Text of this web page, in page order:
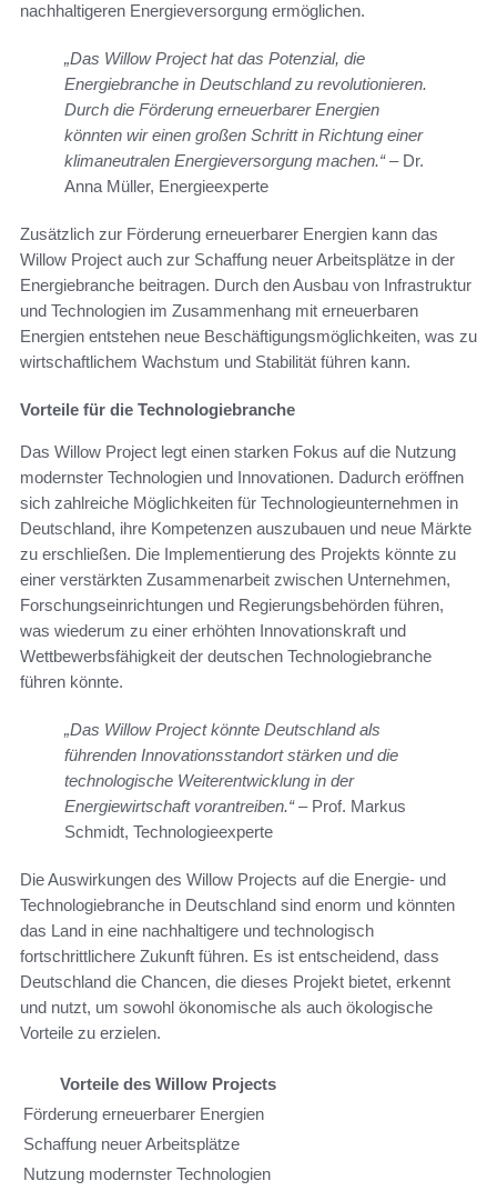
nachhaltigeren Energieversorgung ermöglichen.
„Das Willow Project hat das Potenzial, die
Energiebranche in Deutschland zu revolutionieren.
Durch die Förderung erneuerbarer Energien
könnten wir einen großen Schritt in Richtung einer
klimaneutralen Energieversorgung machen.“– Dr.
Anna Müller, Energieexperte
Zusätzlich zur Förderung erneuerbarer Energien kann das
Willow Project auch zur Schaffung neuer Arbeitsplätze in der
Energiebranche beitragen. Durch den Ausbau von Infrastruktur
und Technologien im Zusammenhang mit erneuerbaren
Energien entstehen neue Beschäftigungsmöglichkeiten, was zu
wirtschaftlichem Wachstum und Stabilität führen kann.
Vorteile für die Technologiebranche
Das Willow Project legt einen starken Fokus auf die Nutzung
modernster Technologien und Innovationen. Dadurch eröffnen
sich zahlreiche Möglichkeiten für Technologieunternehmen in
Deutschland, ihre Kompetenzen auszubauen und neue Märkte
zu erschließen. Die Implementierung des Projekts könnte zu
einer verstärkten Zusammenarbeit zwischen Unternehmen,
Forschungseinrichtungen und Regierungsbehörden führen,
was wiederum zu einer erhöhten Innovationskraft und
Wettbewerbsfähigkeit der deutschen Technologiebranche
führen könnte.
„Das Willow Project könnte Deutschland als
führenden Innovationsstandort stärken und die
technologische Weiterentwicklung in der
Energiewirtschaft vorantreiben.“– Prof. Markus
Schmidt, Technologieexperte
Die Auswirkungen des Willow Projects auf die Energie- und
Technologiebranche in Deutschland sind enorm und könnten
das Land in eine nachhaltigere und technologisch
fortschrittlichere Zukunft führen. Es ist entscheidend, dass
Deutschland die Chancen, die dieses Projekt bietet, erkennt
und nutzt, um sowohl ökonomische als auch ökologische
Vorteile zu erzielen.
Vorteile des Willow Projects
Förderung erneuerbarer Energien
Schaffung neuer Arbeitsplätze
Nutzung modernster Technologien